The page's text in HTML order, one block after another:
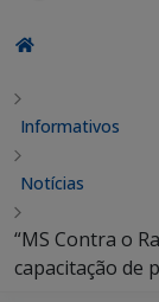
Informativos
Notícias
“MS Contra o
capacitação de